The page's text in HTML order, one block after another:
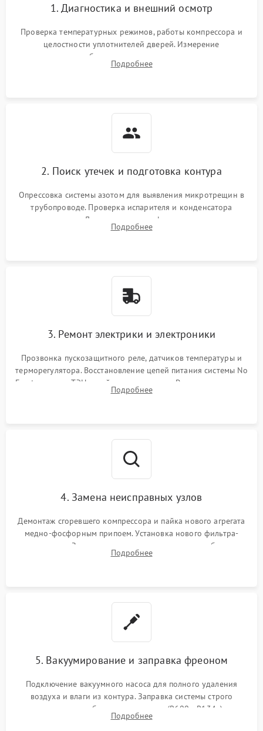
работе
2000 ₽ Подробнее →
1000 ₽
1800 ₽
1. Диагностика и внешний осмотр
Проверка температурных режимов, работы компрессора и
целостности уплотнителей дверей. Измерение
сопротивления обмоток мотора, проверка термостата и
считывание кодов ошибок с электронного дисплея.
Подробнее
2. Поиск утечек и подготовка контура
Опрессовка системы азотом для выявления микротрещин в
трубопроводе. Проверка испарителя и конденсатора
течеискателем. Демонтаж старого фильтра-осушителя и
продувка капиллярной трубки для устранения засоров.
Подробнее
3. Ремонт электрики и электроники
Прозвонка пускозащитного реле, датчиков температуры и
терморегулятора. Восстановление цепей питания системы No
Frost, включая ТЭН оттайки и вентилятор. Ремонт или замена
платы управления при сбоях алгоритмов.
Подробнее
4. Замена неисправных узлов
Демонтаж сгоревшего компрессора и пайка нового агрегата
медно-фосфорным припоем. Установка нового фильтра-
осушителя. Замена изношенных вентиляторов обдува,
сломанных заслонок или поврежденных дверных петель.
Подробнее
5. Вакуумирование и заправка фреоном
Подключение вакуумного насоса для полного удаления
воздуха и влаги из контура. Заправка системы строго
дозированным объемом хладагента (R600a, R134a) по
электронным весам. Контроль рабочего давления в системе.
Подробнее